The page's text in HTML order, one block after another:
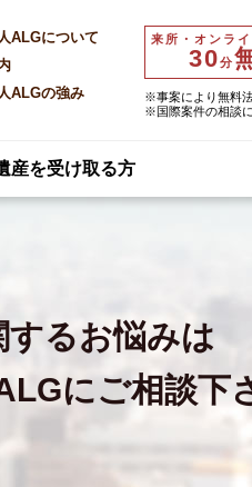
来所・オンラ
30分
※事案により無料
※国際案件の相談
ALGについて
ALGの強み
産を受け取る方
るお悩みは
にご相談下